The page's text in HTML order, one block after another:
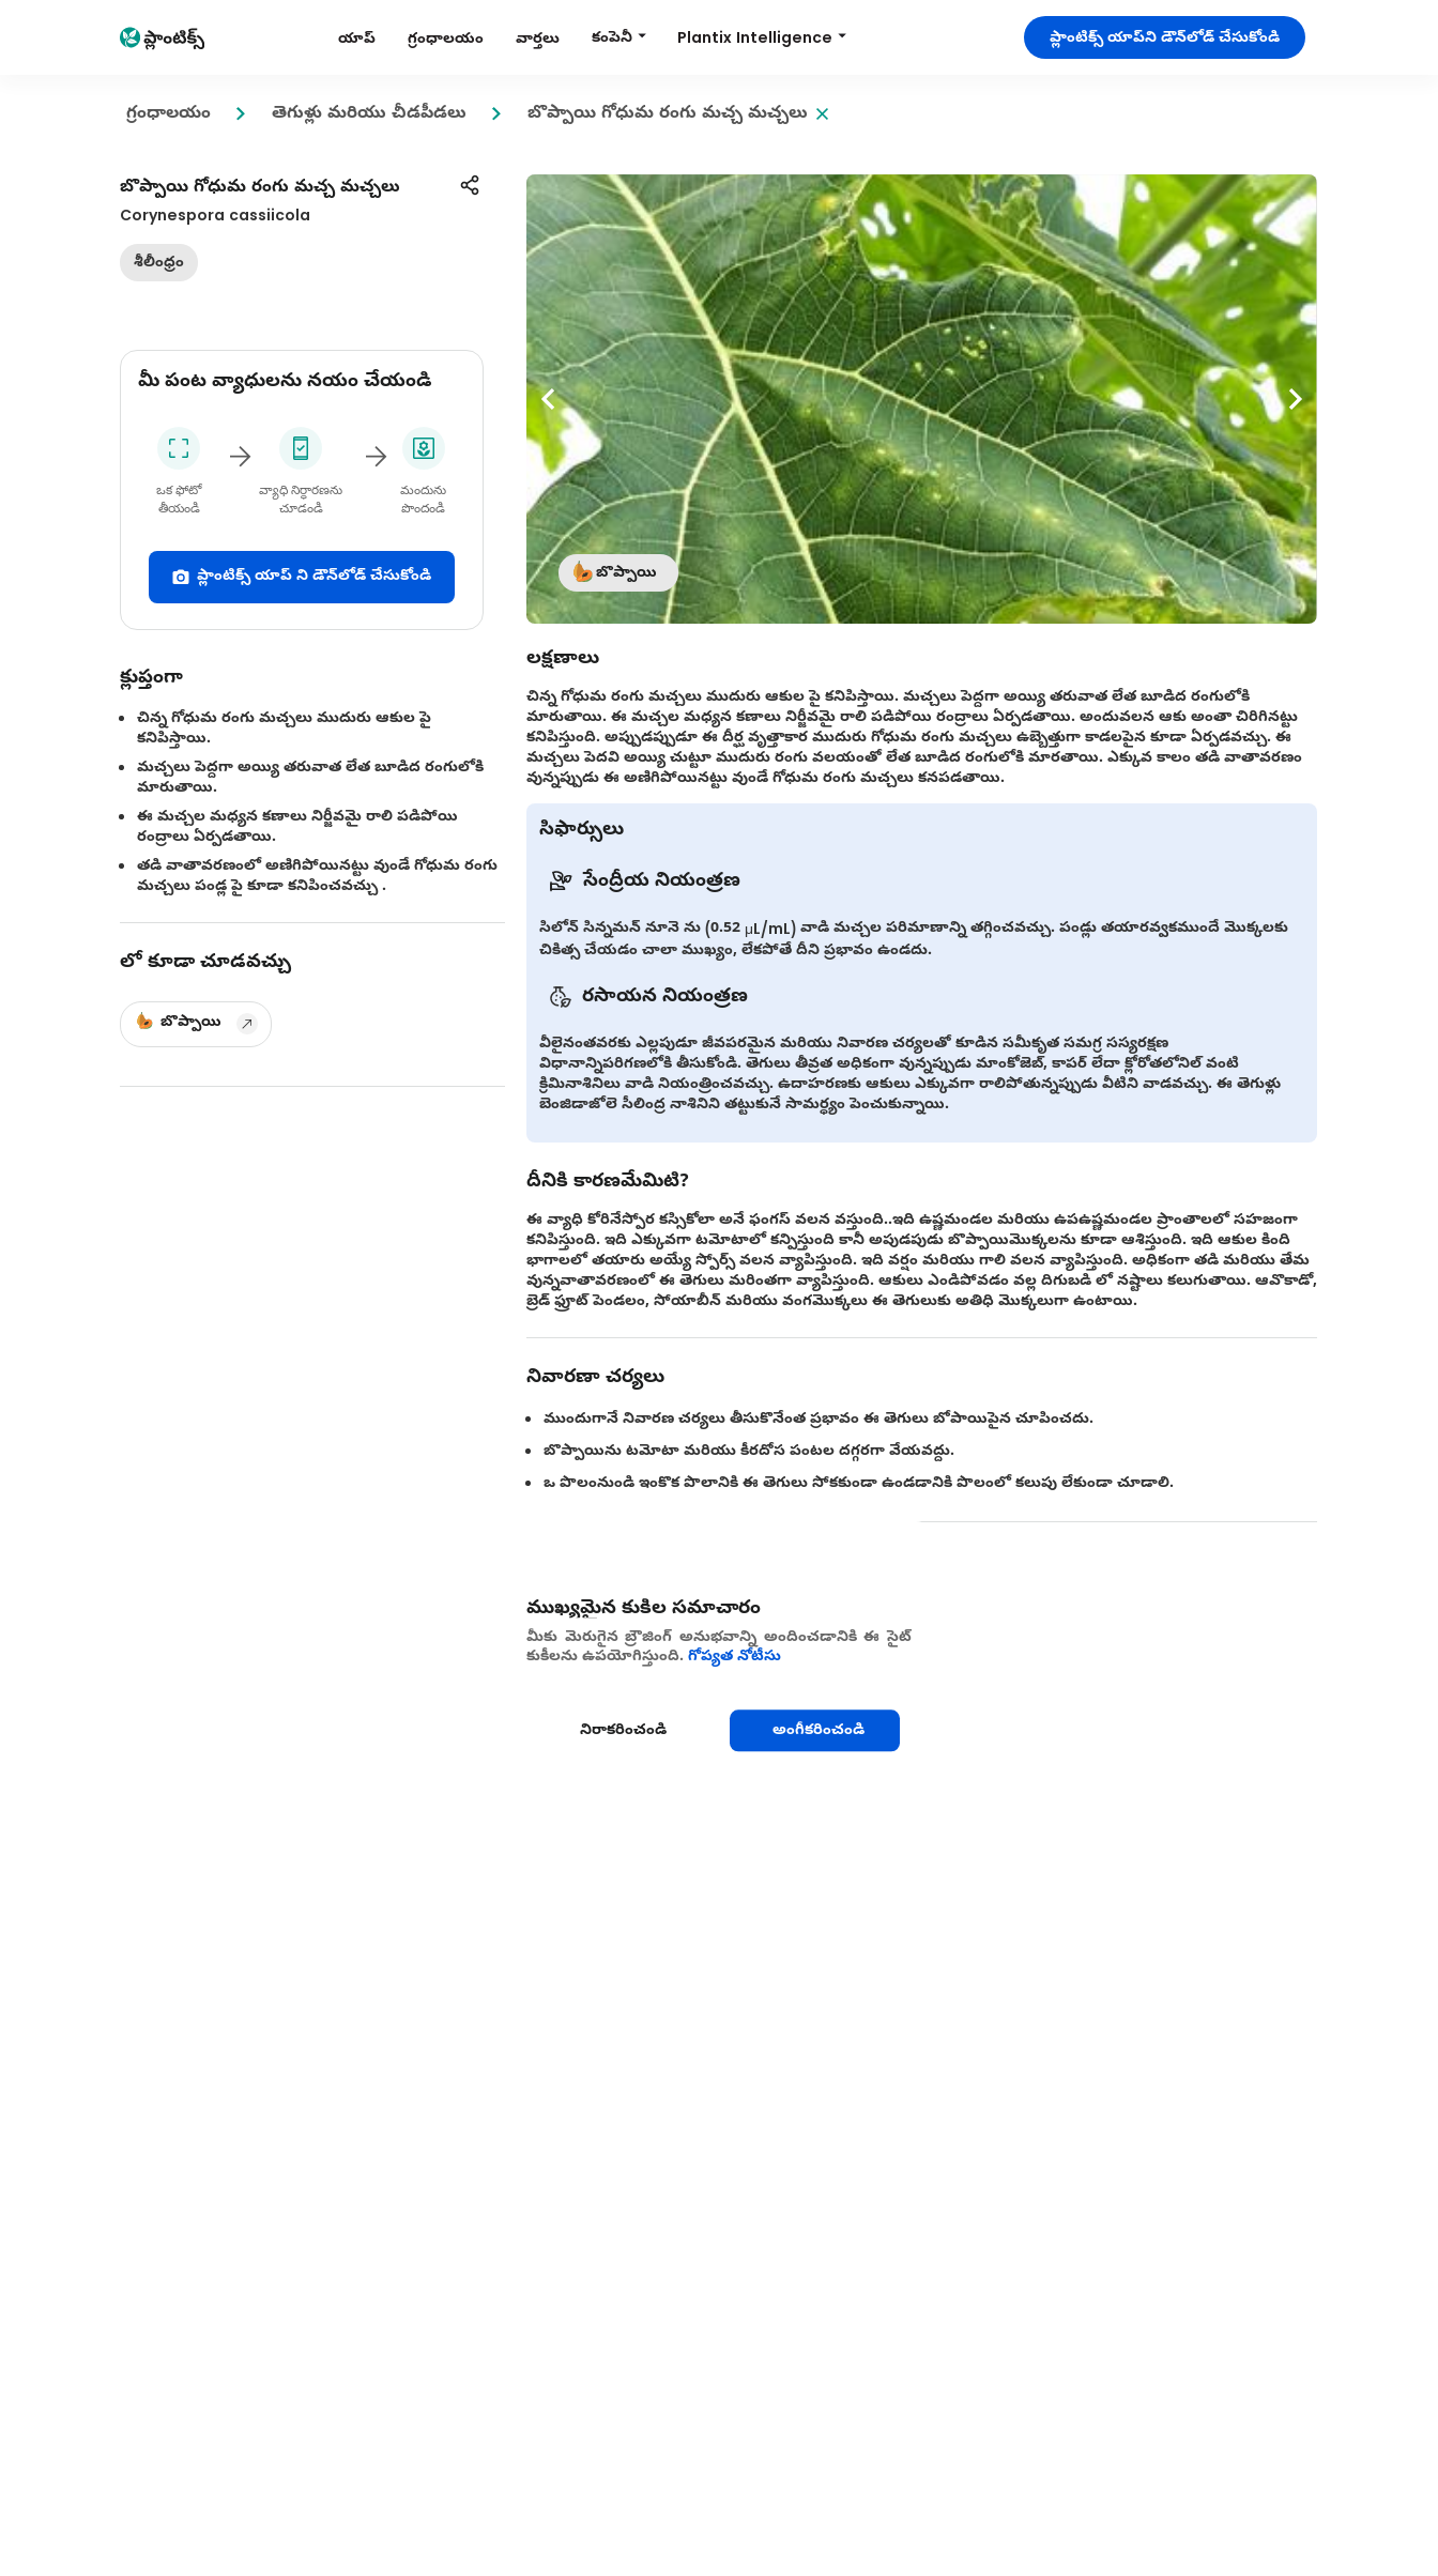
యాప్ గ్రంధాలయం వార్తలు కంపెనీ Plantix Intelligence ప్లాంటిక్స్ యాప్‌ని డౌన్‌లోడ్ చేసుకోండి
గ్రంధాలయం తెగుళ్లు మరియు చీడపీడలు బొప్పాయి గోధుమ రంగు మచ్చ మచ్చలు
బొప్పాయి గోధుమ రంగు మచ్చ మచ్చలు
Corynespora cassiicola
శీలీంధ్రం
మీ పంట వ్యాధులను నయం చేయండి
ఒక ఫోటో
తీయండి
వ్యాధి నిర్ధారణను
చూడండి
మందును
పొందండి
ప్లాంటిక్స్ యాప్ ని డౌన్‌లోడ్ చేసుకోండి
క్లుప్తంగా
చిన్న గోధుమ రంగు మచ్చలు ముదురు ఆకుల పై
కనిపిస్తాయి.
మచ్చలు పెద్దగా అయ్యి తరువాత లేత బూడిద రంగులోకి
మారుతాయి.
ఈ మచ్చల మధ్యన కణాలు నిర్జీవమై రాలి పడిపోయి
రంద్రాలు ఏర్పడతాయి.
తడి వాతావరణంలో అణిగిపోయినట్టు వుండే గోధుమ రంగు
మచ్చలు పండ్ల పై కూడా కనిపించవచ్చు .
లో కూడా చూడవచ్చు
బొప్పాయి
బొప్పాయి
లక్షణాలు
చిన్న గోధుమ రంగు మచ్చలు ముదురు ఆకుల పై కనిపిస్తాయి. మచ్చలు పెద్దగా అయ్యి తరువాత లేత బూడిద రంగులోకి
మారుతాయి. ఈ మచ్చల మధ్యన కణాలు నిర్జీవమై రాలి పడిపోయి రంద్రాలు ఏర్పడతాయి. అందువలన ఆకు అంతా చిరిగినట్టు
కనిపిస్తుంది. అప్పుడప్పుడూ ఈ దీర్ఘ వృత్తాకార ముదురు గోధుమ రంగు మచ్చలు ఉబ్బెత్తుగా కాడలపైన కూడా ఏర్పడవచ్చు. ఈ
మచ్చలు పెదవి అయ్యి చుట్టూ ముదురు రంగు వలయంతో లేత బూడిద రంగులోకి మారతాయి. ఎక్కువ కాలం తడి వాతావరణం
వున్నప్పుడు ఈ అణిగిపోయినట్టు వుండే గోధుమ రంగు మచ్చలు కనపడతాయి.
సిఫార్సులు
సేంద్రీయ నియంత్రణ
సిలోన్ సిన్నమన్ నూనె ను (0.52 μL/mL) వాడి మచ్చల పరిమాణాన్ని తగ్గించవచ్చు. పండ్లు తయారవ్వకముందే మొక్కలకు
చికిత్స చేయడం చాలా ముఖ్యం, లేకపోతే దీని ప్రభావం ఉండదు.
రసాయన నియంత్రణ
వీలైనంతవరకు ఎల్లపుడూ జీవపరమైన మరియు నివారణ చర్యలతో కూడిన సమీకృత సమగ్ర సస్యరక్షణ
విధానాన్నిపరిగణలోకి తీసుకోండి. తెగులు తీవ్రత అధికంగా వున్నప్పుడు మాంకోజెబ్, కాపర్ లేదా క్లోరోతలోనిల్ వంటి
క్రిమినాశినిలు వాడి నియంత్రించవచ్చు. ఉదాహరణకు ఆకులు ఎక్కువగా రాలిపోతున్నప్పుడు వీటిని వాడవచ్చు. ఈ తెగుళ్లు
బెంజిడాజోలె సీలింద్ర నాశినిని తట్టుకునే సామర్ధ్యం పెంచుకున్నాయి.
దీనికి కారణమేమిటి?
ఈ వ్యాధి కోరినేస్పోర కస్సికోలా అనే ఫంగస్ వలన వస్తుంది..ఇది ఉష్ణమండల మరియు ఉపఉష్ణమండల ప్రాంతాలలో సహజంగా
కనిపిస్తుంది. ఇది ఎక్కువగా టమోటాలో కన్పిస్తుంది కానీ అపుడపుడు బొప్పాయిమొక్కలను కూడా ఆశిస్తుంది. ఇది ఆకుల కింది
భాగాలలో తయారు అయ్యే స్పోర్స్ వలన వ్యాపిస్తుంది. ఇది వర్షం మరియు గాలి వలన వ్యాపిస్తుంది. అధికంగా తడి మరియు తేమ
వున్నవాతావరణంలో ఈ తెగులు మరింతగా వ్యాపిస్తుంది. ఆకులు ఎండిపోవడం వల్ల దిగుబడి లో నష్టాలు కలుగుతాయి. ఆవొకాడో,
బ్రెడ్ ఫ్రూట్ పెండలం, సోయాబీన్ మరియు వంగమొక్కలు ఈ తెగులుకు అతిధి మొక్కలుగా ఉంటాయి.
నివారణా చర్యలు
ముందుగానే నివారణ చర్యలు తీసుకొనేంత ప్రభావం ఈ తెగులు బోపాయిపైన చూపించదు.
బొప్పాయిను టమోటా మరియు కీరదోస పంటల దగ్గరగా వేయవద్దు.
ఒ పొలంనుండి ఇంకొక పొలానికి ఈ తెగులు సోకకుండా ఉండడానికి పొలంలో కలుపు లేకుండా చూడాలి.
ముఖ్యమైన కుకీల సమాచారం
మీకు మెరుగైన బ్రౌజింగ్ అనుభవాన్ని అందించడానికి ఈ సైట్
కుకీలను ఉపయోగిస్తుంది. గోప్యత నోటీసు
నిరాకరించండి అంగీకరించండి